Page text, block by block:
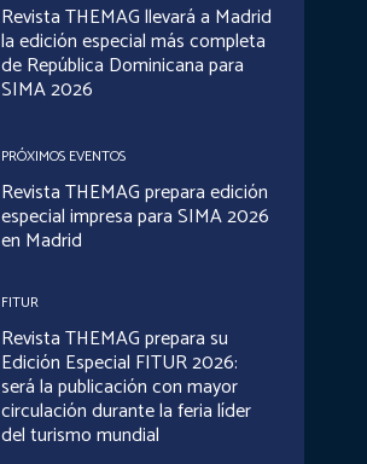
Revista THEMAG llevará a Madrid
la edición especial más completa
de República Dominicana para
SIMA 2026
PRÓXIMOS EVENTOS
Revista THEMAG prepara edición
especial impresa para SIMA 2026
en Madrid
FITUR
Revista THEMAG prepara su
Edición Especial FITUR 2026:
será la publicación con mayor
circulación durante la feria líder
del turismo mundial